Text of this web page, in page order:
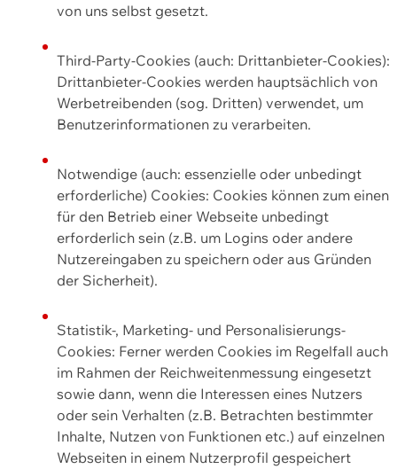
von uns selbst gesetzt.
Third-Party-Cookies (auch: Drittanbieter-Cookies):
Drittanbieter-Cookies werden hauptsächlich von
Werbetreibenden (sog. Dritten) verwendet, um
Benutzerinformationen zu verarbeiten.
Notwendige (auch: essenzielle oder unbedingt
erforderliche) Cookies: Cookies können zum einen
für den Betrieb einer Webseite unbedingt
erforderlich sein (z.B. um Logins oder andere
Nutzereingaben zu speichern oder aus Gründen
der Sicherheit).
Statistik-, Marketing- und Personalisierungs-
Cookies: Ferner werden Cookies im Regelfall auch
im Rahmen der Reichweitenmessung eingesetzt
sowie dann, wenn die Interessen eines Nutzers
oder sein Verhalten (z.B. Betrachten bestimmter
Inhalte, Nutzen von Funktionen etc.) auf einzelnen
Webseiten in einem Nutzerprofil gespeichert